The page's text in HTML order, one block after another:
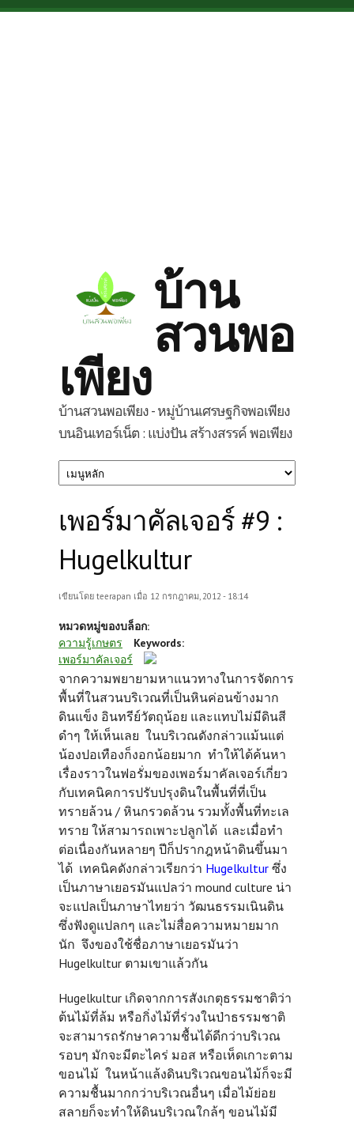
Skip to main content
บ้าน
สวนพอ
เพียง
บ้านสวนพอเพียง - หมู่บ้านเศรษฐกิจพอเพียง
บนอินเทอร์เน็ต : แบ่งปัน สร้างสรรค์ พอเพียง
เพอร์มาคัลเจอร์ #9 :
Hugelkultur
เขียนโดย teerapan เมื่อ 12 กรกฎาคม, 2012 - 18:14
หมวดหมู่ของบล็อก:
ความรู้เกษตร
Keywords:
เพอร์มาคัลเจอร์
จากความพยายามหาแนวทางในการจัดการ
พื้นที่ในสวนบริเวณที่เป็นหินค่อนข้างมาก
ดินแข็ง อินทรีย์วัตถุน้อย และแทบไม่มีดินสี
ดำๆ ให้เห็นเลย ในบริเวณดังกล่าวแม้นแต่
น้องปอเทืองก็งอกน้อยมาก ทำให้ได้ค้นหา
เรื่องราวในฟอรั่มของเพอร์มาคัลเจอร์เกี่ยว
กับเทคนิคการปรับปรุงดินในพื้นที่ที่เป็น
ทรายล้วน / หินกรวดล้วน รวมทั้งพื้นที่ทะเล
ทราย ให้สามารถเพาะปลูกได้ และเมื่อทำ
ต่อเนื่องกันหลายๆ ปีก็ปรากฎหน้าดินขึ้นมา
ได้ เทคนิคดังกล่าวเรียกว่า Hugelkultur ซึ่ง
เป็นภาษาเยอรมันแปลว่า mound culture น่า
จะแปลเป็นภาษาไทยว่า วัฒนธรรมเนินดิน
ซึ่งฟังดูแปลกๆ และไม่สื่อความหมายมาก
นัก จึงของใช้ชื่อภาษาเยอรมันว่า
Hugelkultur ตามเขาแล้วกัน
Hugelkultur เกิดจากการสังเกตุธรรมชาติว่า
ต้นไม้ที่ล้ม หรือกิ่งไม้ที่ร่วงในป่าธรรมชาติ
จะสามารถรักษาความชื้นได้ดีกว่าบริเวณ
รอบๆ มักจะมีตะไคร่ มอส หรือเห็ดเกาะตาม
ขอนไม้ ในหน้าแล้งดินบริเวณขอนไม้ก็จะมี
ความชื้นมากกว่าบริเวณอื่นๆ เมื่อไม้ย่อย
สลายก็จะทำให้ดินบริเวณใกล้ๆ ขอนไม้มี